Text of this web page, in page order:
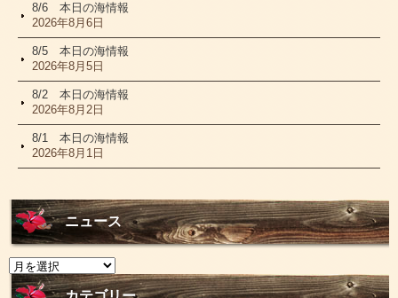
8/6 本日の海情報
2026年8月6日
8/5 本日の海情報
2026年8月5日
8/2 本日の海情報
2026年8月2日
8/1 本日の海情報
2026年8月1日
ニュース
ニ
ュ
ー